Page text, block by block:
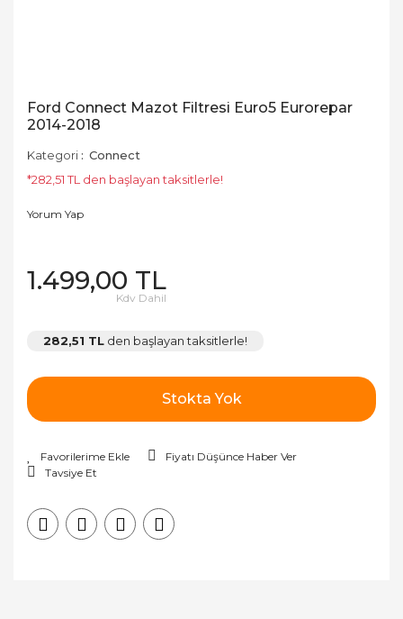
Ford Connect Mazot Filtresi Euro5 Eurorepar
2014-2018
Kategori
Connect
*282,51 TL den başlayan taksitlerle!
Yorum Yap
1.499,00 TL
Kdv Dahil
282,51 TL den başlayan taksitlerle!
Stokta Yok
Fiyatı Düşünce Haber Ver
Tavsiye Et